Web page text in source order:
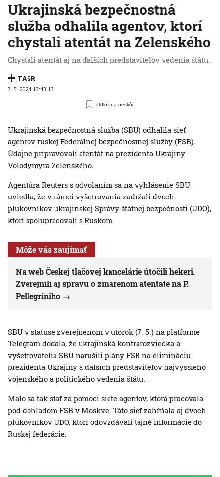
Ukrajinská bezpečnostná
služba odhalila agentov, ktorí
chystali atentát na Zelenského
Chystali atentát aj na ďalších predstaviteľov vedenia štátu.
TASR
7. 5. 2024 13:43:13
Odlož na neskôr
Ukrajinská bezpečnostná služba (SBU) odhalila sieť
agentov ruskej Federálnej bezpečnostnej služby (FSB).
Údajne pripravovali atentát na prezidenta Ukrajiny
Volodymyra Zelenského.
Agentúra Reuters s odvolaním sa na vyhlásenie SBU
uviedla, že v rámci vyšetrovania zadržali dvoch
plukovníkov ukrajinskej Správy štátnej bezpečnosti (UDO),
ktorí spolupracovali s Ruskom.
Môže vás zaujímať
Na web Českej tlačovej kancelárie útočili hekeri.
Zverejnili aj správu o zmarenom atentáte na P.
Pellegriniho
SBU v statuse zverejnenom v utorok (7. 5.) na platforme
Telegram dodala, že ukrajinská kontrarozviedka a
vyšetrovatelia SBU narušili plány FSB na elimináciu
prezidenta Ukrajiny a ďalších predstaviteľov najvyššieho
vojenského a politického vedenia štátu.
Malo sa tak stať za pomoci siete agentov, ktorá pracovala
pod dohľadom FSB v Moskve. Táto sieť zahŕňala aj dvoch
plukovníkov UDO, ktorí odovzdávali tajné informácie do
Ruskej federácie.